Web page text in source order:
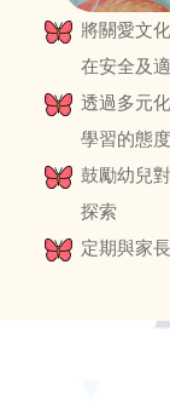
將關愛文
在安全及
透過多元
學習的態
鼓勵幼兒
探索
定期與家